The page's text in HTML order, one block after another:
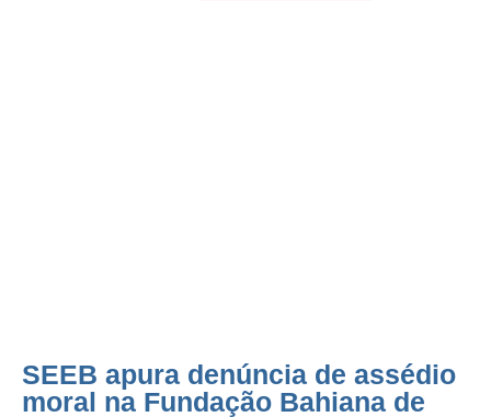
SEEB apura denúncia de assédio
moral na Fundação Bahiana de